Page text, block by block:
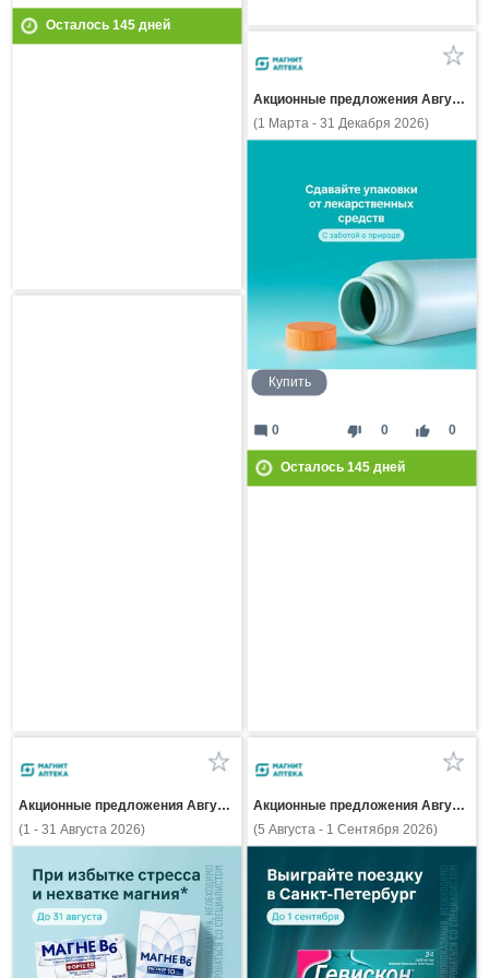
Осталось 145дней
Акционные предложения Августа
(1 Марта - 31 Декабря 2026)
Купить
thumb_down 0 thumb_up 0
mode_comment 0
Осталось 145дней
Акционные предложения Августа
(1 - 31 Августа 2026)
Акционные предложения Августа
(5 Августа - 1 Сентября 2026)